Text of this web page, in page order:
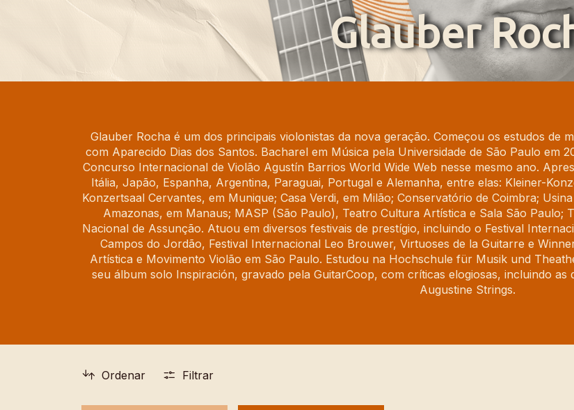
Glauber
Glauber Rocha é um dos principais violonistas da nova geração. Começou os estudos de
com Aparecido Dias dos Santos. Bacharel em Música pela Universidade de São Paulo em
Concurso Internacional de Violão Agustín Barrios World Wide Web nesse mesmo ano.
Itália, Japão, Espanha, Argentina, Paraguai, Portugal e Alemanha, entre elas: Kleiner-
Konzertsaal Cervantes, em Munique; Casa Verdi, em Milão; Conservatório de Coimbra;
Amazonas, em Manaus; MASP (São Paulo), Teatro Cultura Artística e Sala São Paulo;
Nacional de Assunção. Atuou em diversos festivais de prestígio, incluindo o Festival
Campos do Jordão, Festival Internacional Leo Brouwer, Virtuoses de la Guitarre e
Artística e Movimento Violão em São Paulo. Estudou na Hochschule für Musik und
seu álbum solo Inspiración, gravado pela GuitarCoop, com críticas elogiosas, incluindo as
Augustine Strings.
Ordenar Filtrar